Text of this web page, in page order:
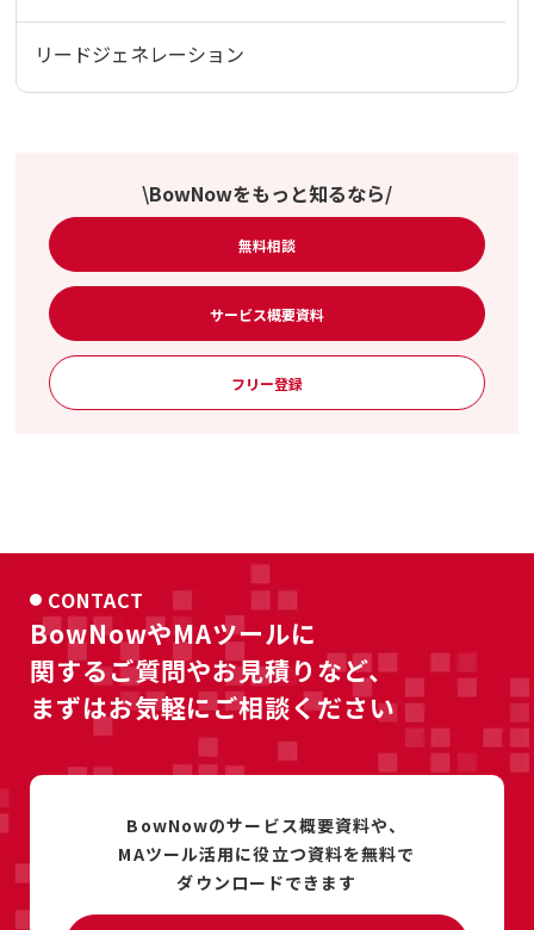
リードジェネレーション
\BowNowをもっと知るなら/
無料相談
サービス概要資料
フリー登録
CONTACT
BowNowやMAツールに
関するご質問やお見積りなど、
まずはお気軽にご相談ください
BowNowのサービス概要資料や、
MAツール活用に役立つ資料を無料で
ダウンロードできます